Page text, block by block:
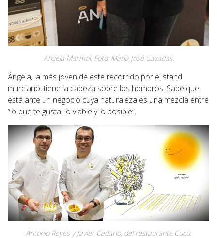
Angela Marmol. Foto: María José Cavadas.
Ángela, la más joven de este recorrido por el stand
murciano, tiene la cabeza sobre los hombros. Sabe que
está ante un negocio cuya naturaleza es una mezcla entre
“lo que te gusta, lo viable y lo posible”.
Antonio Reyes y Javier Cadario, del restaurante Cucü.